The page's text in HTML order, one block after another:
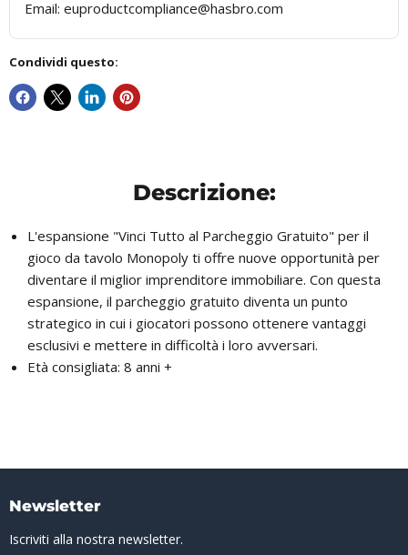
Email: euproductcompliance@hasbro.com
Condividi questo:
Descrizione:
L'espansione "Vinci Tutto al Parcheggio Gratuito" per il
gioco da tavolo Monopoly ti offre nuove opportunità per
diventare il miglior imprenditore immobiliare. Con questa
espansione, il parcheggio gratuito diventa un punto
strategico in cui i giocatori possono ottenere vantaggi
esclusivi e mettere in difficoltà i loro avversari.
Età consigliata: 8 anni +
Newsletter
Iscriviti alla nostra newsletter.